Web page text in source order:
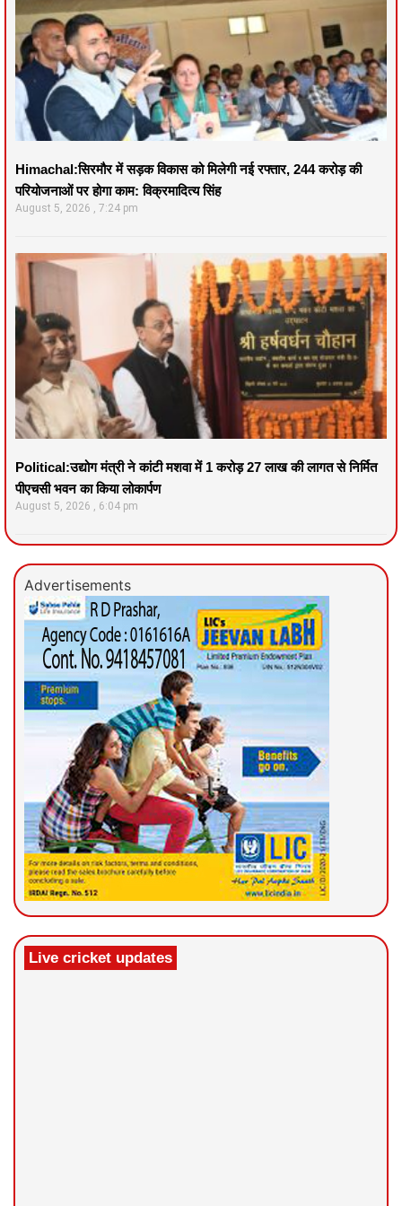
Himachal:सिरमौर में सड़क विकास को मिलेगी नई रफ्तार, 244 करोड़ की
परियोजनाओं पर होगा काम: विक्रमादित्य सिंह
August 5, 2026 7:24 pm
Political:उद्योग मंत्री ने कांटी मशवा में 1 करोड़ 27 लाख की लागत से निर्मित
पीएचसी भवन का किया लोकार्पण
August 5, 2026 6:04 pm
Advertisements
Live cricket updates